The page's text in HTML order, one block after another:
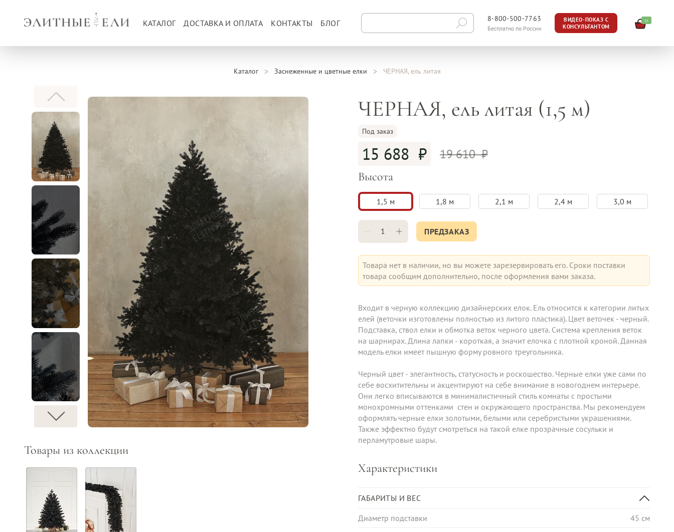
КАТАЛОГ ДОСТАВКА И ОПЛАТА КОНТАКТЫ БЛОГ 8-800-500-7763
Бесплатно по России
ВИДЕО-ПОКАЗ С
КОНСУЛЬТАНТОМ
0
Каталог Заснеженные и цветные елки ЧЕРНАЯ, ель литая
Товары из коллекции
ЧЕРНАЯ, ель литая (1,5 м)
Под заказ
19 610
15 688
Высота
1,5 м 1,8 м 2,1 м 2,4 м 3,0 м
ПРЕДЗАКАЗ
Товара нет в наличии, но вы можете зарезервировать его. Сроки поставки
товара сообщим дополнительно, после оформления вами заказа.
Входит в черную коллекцию дизайнерских елок. Ель относится к категории литых
елей (веточки изготовлены полностью из литого пластика). Цвет веточек - черный.
Подставка, ствол елки и обмотка веток черного цвета. Система крепления веток
на шарнирах. Длина лапки - короткая, а значит елочка с плотной кроной. Данная
модель елки имеет пышную форму ровного треугольника.
Черный цвет - элегантность, статусность и роскошество. Черные елки уже сами по
себе восхитительны и акцентируют на себе внимание в новогоднем интерьере.
Они легко вписываются в минималистичный стиль комнаты с простыми
монохромными оттенками  стен и окружающего пространства. Мы рекомендуем
оформлять черные елки золотыми, белыми или серебристыми украшениями.
Также эффектно будут смотреться на такой елке прозрачные сосульки и
перламутровые шары.
Характеристики
ГАБАРИТЫ И ВЕС
Диаметр подставки
45 см